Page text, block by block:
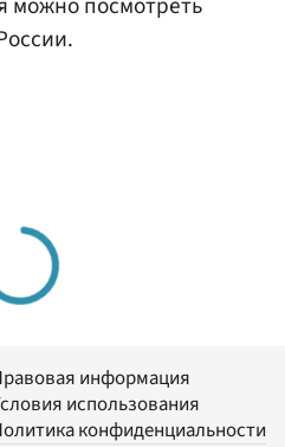
информация
использования
конфиденциальности